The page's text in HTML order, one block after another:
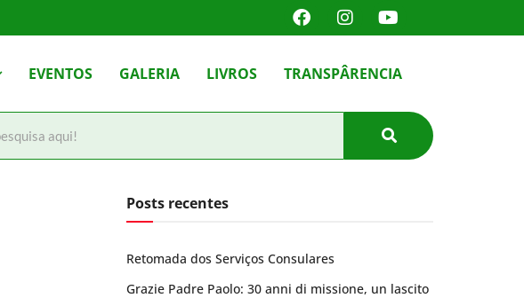
EVENTOS GALERIA LIVROS TRANSPÂRENCIA
Posts recentes
Retomada dos Serviços Consulares
Grazie Padre Paolo: 30 anni di missione, un lascito